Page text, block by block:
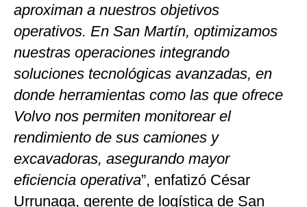
aproximan a nuestros objetivos
operativos. En San Martín, optimizamos
nuestras operaciones integrando
soluciones tecnológicas avanzadas, en
donde herramientas como las que ofrece
Volvo nos permiten monitorear el
rendimiento de sus camiones y
excavadoras, asegurando mayor
eficiencia operativa”, enfatizó César
Urrunaga, gerente de logística de San